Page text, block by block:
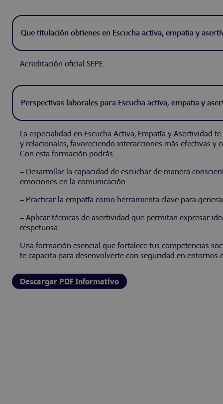
Que titulación obtienes en Escucha activa, empatía y
Acreditación oficial SEPE
Perspectivas laborales para Escucha activa, empatía y
La especialidad en Escucha Activa, Empatía y Asertividad
y relacionales, favoreciendo interacciones más efectivas
Con esta formación podrás:
– Desarrollar la capacidad de escuchar de manera
emociones en la comunicación.
– Practicar la empatía como herramienta clave para
– Aplicar técnicas de asertividad que permitan expresar
respetuosa.
Una formación esencial que fortalece tus competencias
te capacita para desenvolverte con seguridad en entornos
Descargar PDF Informativo